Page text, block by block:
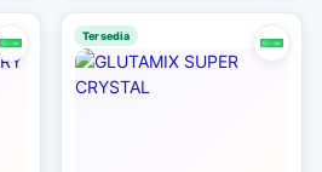
Tersedia